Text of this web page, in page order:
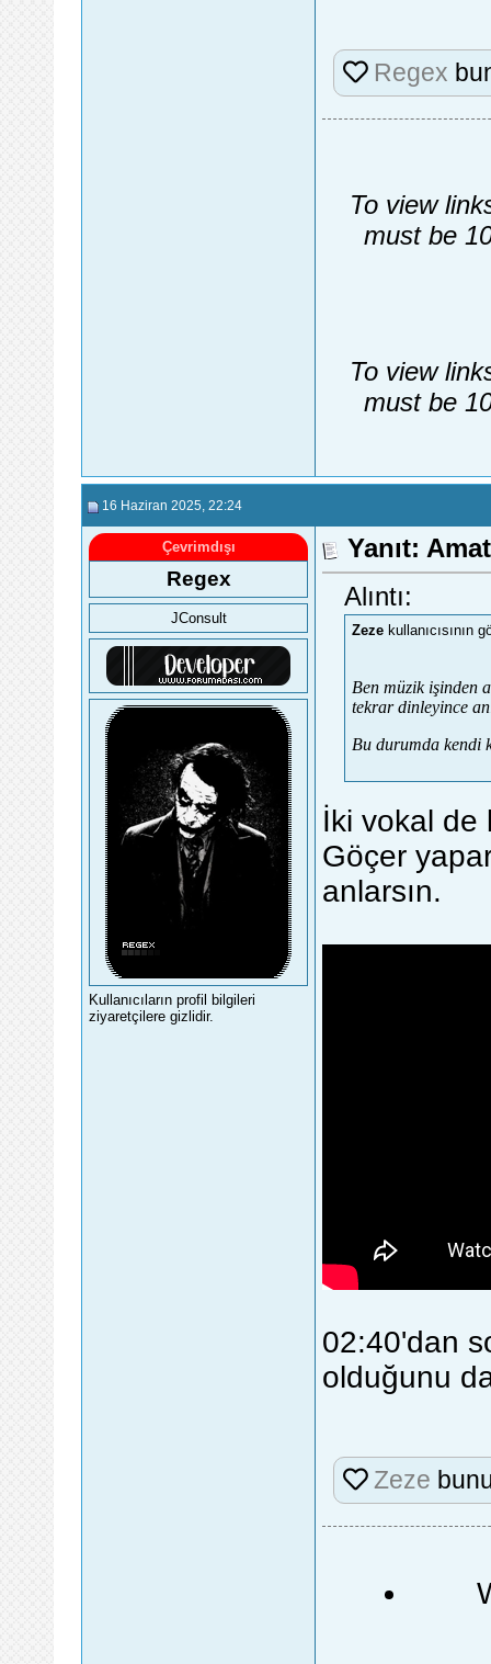
Regex
To view
must be
To view
must be
16 Haziran 2025 , 22:24
Çevrimdışı
Regex
JConsult
Kullanıcıların profil bilgileri
ziyaretçilere gizlidir.
Yanıt:
Alıntı:
Zeze kullanıcısının
Ben müzik işinden
tekrar dinleyince
Bu durumda kendi
İki vokal de
Göçer
anlarsın.
02:40'dan
olduğunu
Zeze